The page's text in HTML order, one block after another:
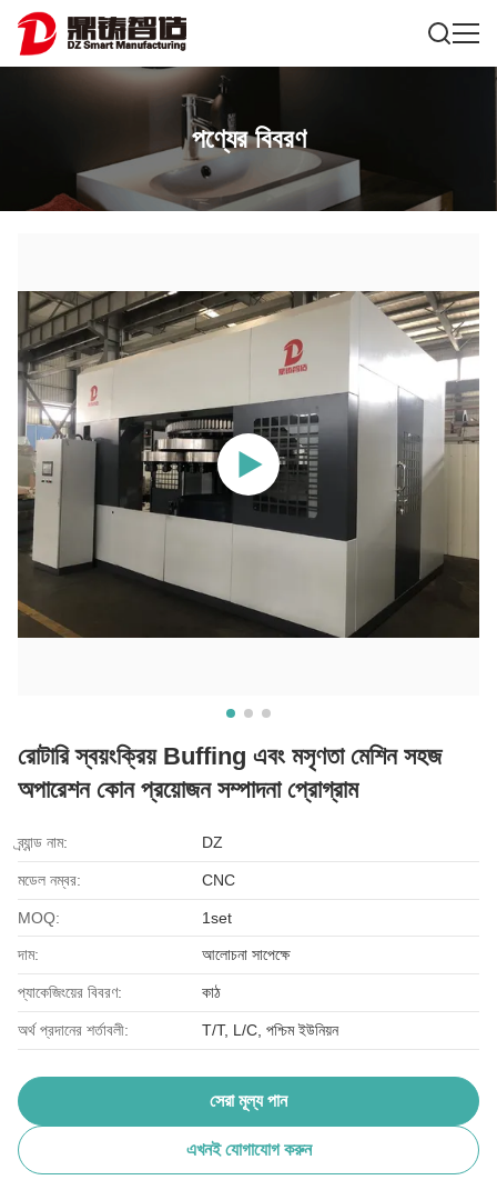
পণ্যের বিবরণ
রোটারি স্বয়ংক্রিয় Buffing এবং মসৃণতা মেশিন সহজ
অপারেশন কোন প্রয়োজন সম্পাদনা প্রোগ্রাম
ব্র্যান্ড নাম: DZ
মডেল নম্বর: CNC
MOQ: 1set
দাম: আলোচনা সাপেক্ষে
প্যাকেজিংয়ের বিবরণ: কাঠ
অর্থ প্রদানের শর্তাবলী: T/T, L/C, পশ্চিম ইউনিয়ন
সেরা মূল্য পান
এখনই যোগাযোগ করুন